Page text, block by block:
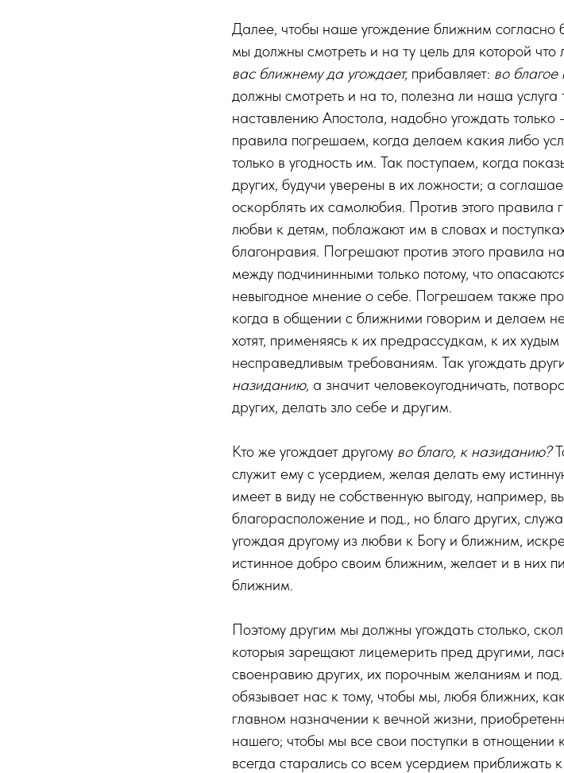
Далее, чтобы наше угождение ближним согласно
мы должны смотреть и на ту цель для которой
вас ближнему да угождает, прибавляет: во
должны смотреть и на то, полезна ли наша
наставлению Апостола, надобно угождать только
правила погрешаем, когда делаем какия либо
только в угодность им. Так поступаем, когда
других, будучи уверены в их ложности; а
оскорблять их самолюбия. Против этого правила
любви к детям, поблажают им в словах и
благонравия. Погрешают против этого правила
между подчининными только потому, что
невыгодное мнение о себе. Погрешаем также
когда в общении с ближними говорим и делаем
хотят, применяясь к их предрассудкам, к их
несправедливым требованиям. Так угождать
назиданию, а значит человекоугодничать,
других, делать зло себе и другим.
Кто же угождает другому во благо, к назиданию?
служит ему с усердием, желая делать ему
имеет в виду не собственную выгоду, например,
благорасположение и под., но благо других,
угождая другому из любви к Богу и ближним,
истинное добро своим ближним, желает и в них
ближним.
Поэтому другим мы должны угождать столько,
которыя зарещают лицемерить пред другими,
своенравию других, их порочным желаниям и
обязывает нас к тому, чтобы мы, любя ближних,
главном назначении к вечной жизни,
нашего; чтобы мы все свои поступки в отнощении
всегда старались со всем усердием приближать